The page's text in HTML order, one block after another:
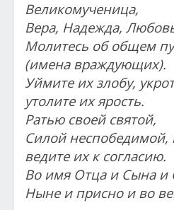
Великомученица,
Вера, Надежда,
Молитесь об общем
(имена враждующих).
Уймите их злобу,
утолите их ярость.
Ратью своей святой,
Силой неспобедимой,
ведите их к согласию.
Во имя Отца и Сына и
Ныне и присно и во